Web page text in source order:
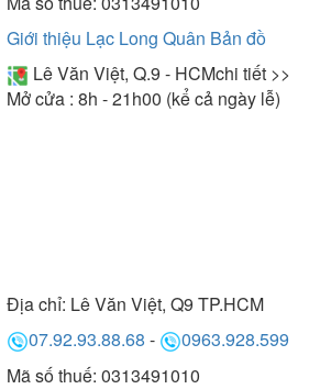
Giới thiệu Lạc Long Quân Bản đồ
Lê Văn Việt, Q.9 - HCMchi tiết >>
Mở cửa : 8h - 21h00 (kể cả ngày lễ)
Địa chỉ: Lê Văn Việt, Q9 TP.HCM
07.92.93.88.68 -
0963.928.599
Mã số thuế: 0313491010